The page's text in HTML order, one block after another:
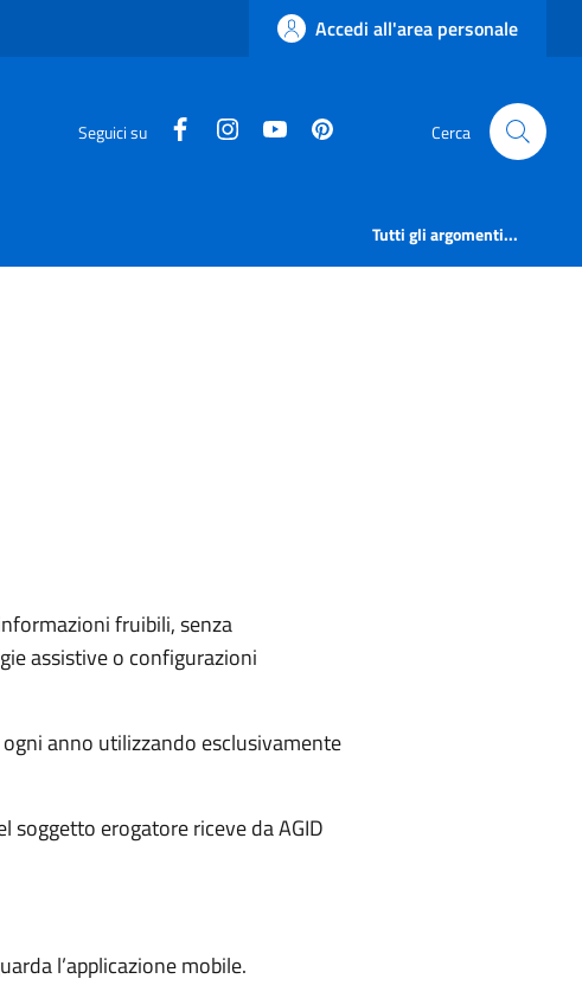
Accedi all'area personale
Seguici su facebookinstagramcanale youtube Cerca
Tutti gli argomenti...
fruibili, senza
assistive o configurazioni
anno utilizzando esclusivamente
soggetto erogatore riceve da AGID
l’applicazione mobile.